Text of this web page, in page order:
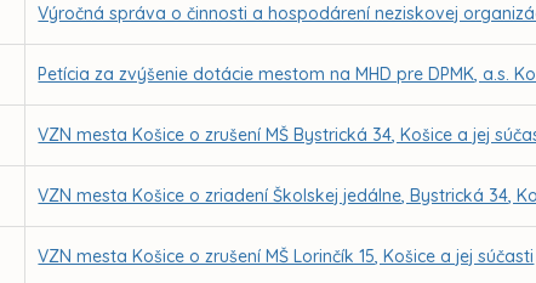
Výročná správa o činnosti a hospodárení neziskovej
Petícia za zvýšenie dotácie mestom na MHD pre DPMK, a.s.
VZN mesta Košice o zrušení MŠ Bystrická 34, Košice a jej
VZN mesta Košice o zriadení Školskej jedálne, Bystrická 34,
VZN mesta Košice o zrušení MŠ Lorinčík 15, Košice a jej súčasti